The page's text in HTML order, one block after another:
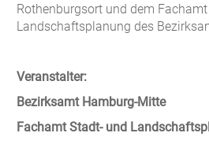
Rothenburgsort und dem
Landschaftsplanung des
Veranstalter:
Bezirksamt Hamburg-Mitte
Fachamt Stadt- und